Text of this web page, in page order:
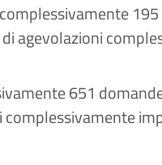
agevolazioni
651